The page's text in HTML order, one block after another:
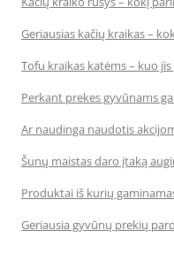
Geriausias kačių kraikas –
Tofu kraikas katėms – kuo
Perkant prekes gyvūnams
Ar naudinga naudotis
Šunų maistas daro įtaką
Produktai iš kurių
Geriausia gyvūnų prekių